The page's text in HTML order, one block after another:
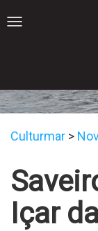
Toggle
Culturmar >
Içar